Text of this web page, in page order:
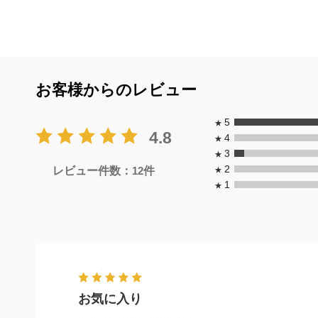
お客様からのレビュー
4.8
レビュー件数： 12件
★ 5
★ 4
★ 3
★ 2
★ 1
お気に入り